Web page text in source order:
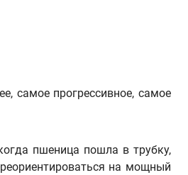
самое прогрессивное, самое
пшеница пошла в трубку,
на мощный